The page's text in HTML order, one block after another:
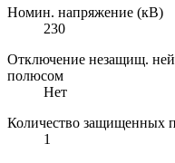
Номин. напряжение (кВ)
230
Отключение незащищ.
полюсом
Нет
Количество защищенных
1